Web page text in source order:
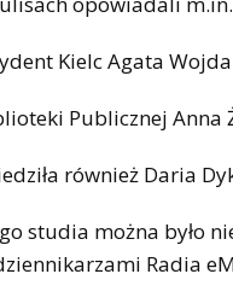
Kielc Agata
Publicznej Anna
również Daria
studia można było
Radia